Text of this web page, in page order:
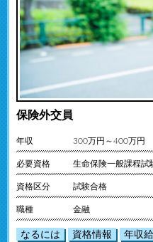
保険外交員
年収 300万円～400万円
必要資格 生命保険一般課程試
資格区分 試験合格
職種 金融
なるには 資格情報 年収